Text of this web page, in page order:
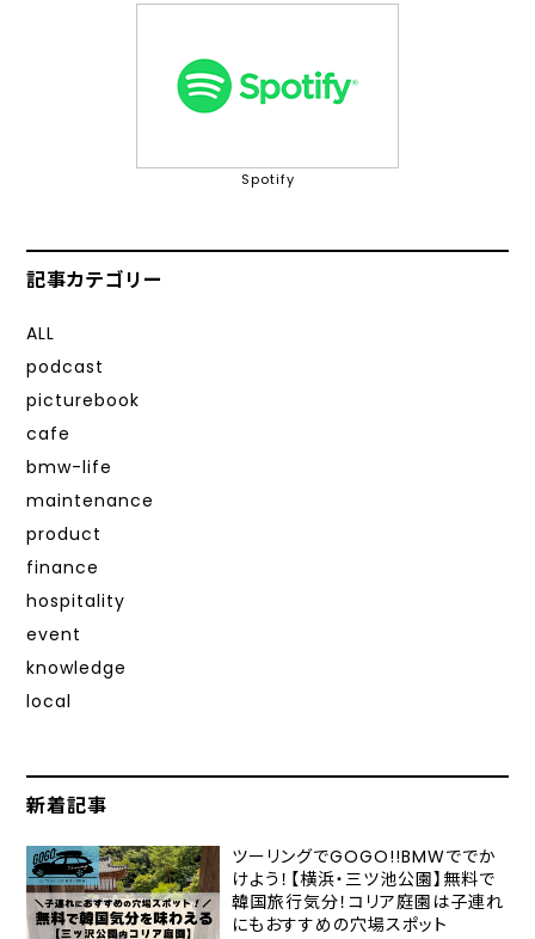
Spotify
記事カテゴリー
ALL
podcast
picturebook
cafe
bmw-life
maintenance
product
finance
hospitality
event
knowledge
local
新着記事
ツーリングでGOGO!!BMWででか
けよう！【横浜・三ツ池公園】無料で
韓国旅行気分！コリア庭園は子連れ
にもおすすめの穴場スポット